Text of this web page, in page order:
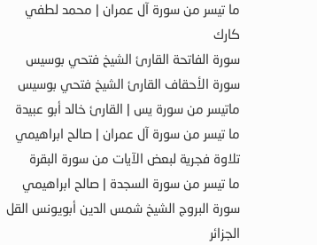
ما تيسر من سورة آل عمران | محمد لطفي
كارك
سورة الفاتحة القارئ الشيخ فتحي بوسيس
سورة الأحقاف القارئ الشيخ فتحي بوسيس
ماتيسر من سورة يس | القارئ خالد أبو عبيدة
ما تيسر من سورة آل عمران | صالح ابراهيمي
تلاوة فجرية لبعض الآيات من سورة البقرة
ما تيسر من سورة السجدة | صالح ابراهيمي
سورة البروج الشيخ شمس الدين أبويونس القل
الجزائر